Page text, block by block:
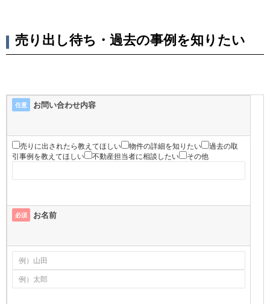
売り出し待ち・過去の事例を知りたい
任意 お問い合わせ内容
売りに出されたら教えてほしい 物件の詳細を知りたい
過去の取
引事例を教えてほしい
不動産担当者に相談したい その他
必須 お名前